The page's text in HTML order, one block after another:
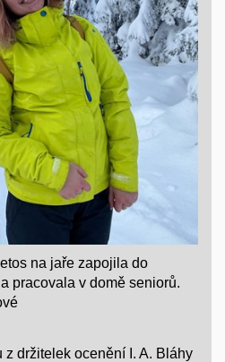
na jaře zapojila do
pracovala v domě seniorů.
držitelek ocenění I. A. Bláhy